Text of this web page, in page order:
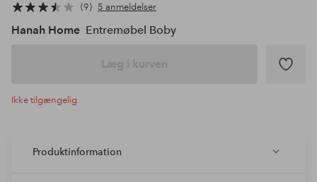
9 5 anmeldelser
Hanah Home Entremøbel Boby
Læg i kurven
Ikke tilgængelig
Produktinformation